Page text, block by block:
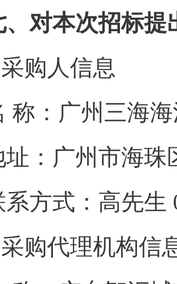
、对本次招标提
购人信息
称：广州三
址：广州
系方式：
购代理机构信